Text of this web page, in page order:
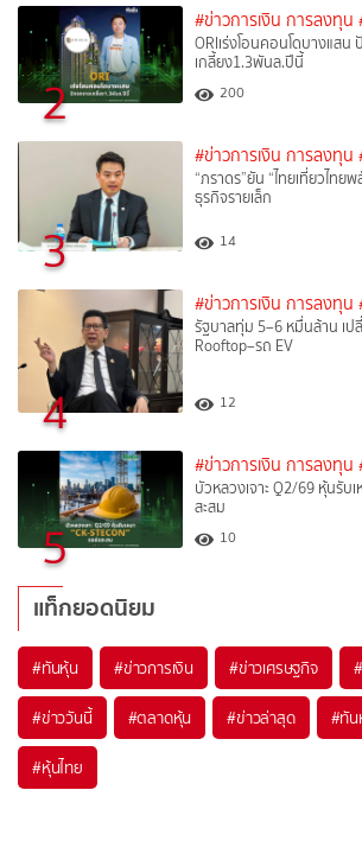
2
#ข่าวการเงิน การลงทุน
ORIเร่งโอนคอนโดบางแสน
เกลี้ยง1.3พันล.ปีนี้
200
3
#ข่าวการเงิน การลงทุน
“ภราดร”ยัน “ไทยเที่ยวไทย
ธุรกิจรายเล็ก
14
4
#ข่าวการเงิน การลงทุน
รัฐบาลทุ่ม 5–6 หมื่นล้าน เ
Rooftop–รถ EV
12
5
#ข่าวการเงิน การลงทุน
บัวหลวงเจาะ Q2/69 หุ้นรับเ
สะสม
10
แท็กยอดนิยม
#ทันหุ้น #ข่าวการเงิน #ข่าวเศรษฐกิจ #
#ข่าววันนี้ #ตลาดหุ้น #ข่าวล่าสุด #ทัน
#หุ้นไทย